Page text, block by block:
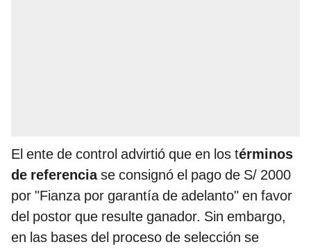
El ente de control advirtió que en los términos
de referenciase consignó el pago de S/ 2000
por "Fianza por garantía de adelanto" en favor
del postor que resulte ganador. Sin embargo,
en las bases del proceso de selección se